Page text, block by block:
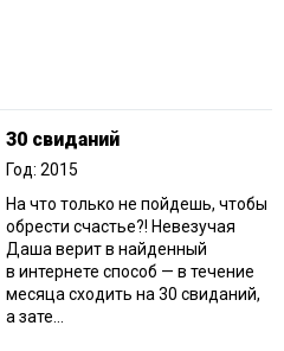
30 свиданий
Год: 2015
На что только не пойдешь, чтобы
обрести счастье?! Невезучая
Даша верит в найденный
в интернете способ — в течение
месяца сходить на 30 свиданий,
а зате...